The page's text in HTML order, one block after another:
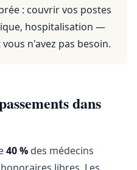
: couvrir vos postes
hospitalisation —
n'avez pas besoin.
dans
40 % des médecins